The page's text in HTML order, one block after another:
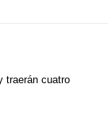
traerán cuatro